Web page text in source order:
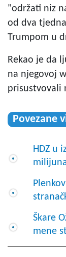
"održati niz
od dva
Trumpom u
Rekao je da
na njegovoj
prisustvovali
Povezane
HDZ u
Škare
mene